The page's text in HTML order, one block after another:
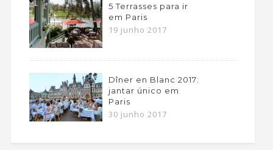
5 Terrasses para ir
em Paris
19 junho 2017
Dîner en Blanc 2017:
jantar único em
Paris
30 junho 2017